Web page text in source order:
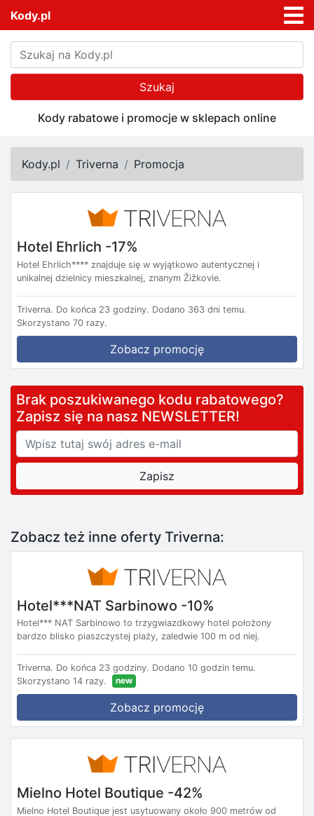
Kody.pl
Szukaj
Kody rabatowe i promocje w sklepach online
Kody.pl Triverna Promocja
Hotel Ehrlich -17%
Hotel Ehrlich**** znajduje się w wyjątkowo autentycznej i
unikalnej dzielnicy mieszkalnej, znanym Žižkovie.
Triverna. Do końca 23 godziny. Dodano 363 dni temu.
Skorzystano 70 razy.
Zobacz promocję
Brak poszukiwanego kodu rabatowego?
Zapisz się na nasz NEWSLETTER!
Zobacz też inne oferty Triverna:
Hotel***NAT Sarbinowo -10%
Hotel*** NAT Sarbinowo to trzygwiazdkowy hotel położony
bardzo blisko piaszczystej plaży, zaledwie 100 m od niej.
Triverna. Do końca 23 godziny. Dodano 10 godzin temu.
Skorzystano 14 razy.
new
Zobacz promocję
Mielno Hotel Boutique -42%
Mielno Hotel Boutique jest usytuowany około 900 metrów od